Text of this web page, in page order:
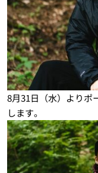
8月31日（水）よりポ
します。